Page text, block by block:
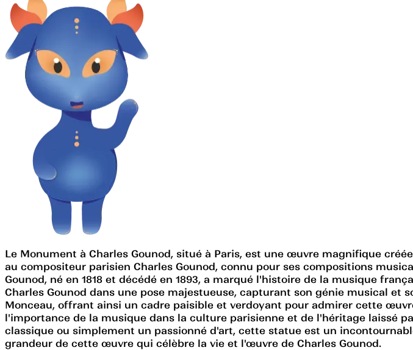
Le Monument à Charles Gounod, situé à Paris, est une œuvre magnifique
au compositeur parisien Charles Gounod, connu pour ses compositions
Gounod, né en 1818 et décédé en 1893, a marqué l'histoire de la musique
Charles Gounod dans une pose majestueuse, capturant son génie musical
Monceau, offrant ainsi un cadre paisible et verdoyant pour admirer cette
l'importance de la musique dans la culture parisienne et de l'héritage laissé
classique ou simplement un passionné d'art, cette statue est un
grandeur de cette œuvre qui célèbre la vie et l'œuvre de Charles Gounod.